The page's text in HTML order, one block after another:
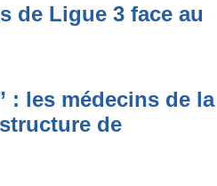
de Ligue 3 face au
: les médecins de la
de